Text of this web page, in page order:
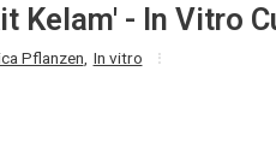
Kelam' - In Vitro
Pflanzen In vitro